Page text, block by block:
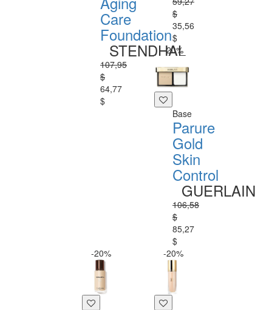
Care
Foundation
STENDHAL
107,95
$
64,77
$
$
35,56
$
-20%
Base
Parure
Gold
Skin
Control
GUERLAIN
106,58
$
85,27
$
-20%
-20%